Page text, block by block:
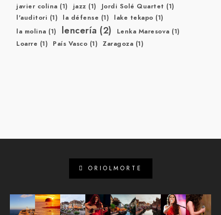
javier colina (1) jazz (1) Jordi Solé Quartet (1)
l'auditori (1) la défense (1) lake tekapo (1)
la molina (1) lencería (2) Lenka Maresova (1)
Loarre (1) País Vasco (1) Zaragoza (1)
ORIOLMORTE